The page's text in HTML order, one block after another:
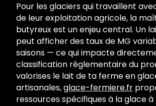
Pour les glaciers qui travaillent
de leur exploitation agricole, la
butyreux est un enjeu central. Un
peut afficher des taux de MG
saisons — ce qui impacte
classification réglementaire du
valorises le lait de ta ferme en
artisanales,glace-fermiere.fr
ressources spécifiques à la glace